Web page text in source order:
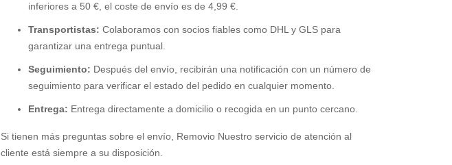
inferiores a 50 €, el coste de envío es de 4,99 €.
Transportistas: Colaboramos con socios fiables como DHL y GLS para
garantizar una entrega puntual.
Seguimiento: Después del envío, recibirán una notificación con un número de
seguimiento para verificar el estado del pedido en cualquier momento.
Entrega: Entrega directamente a domicilio o recogida en un punto cercano.
Si tienen más preguntas sobre el envío, Removio Nuestro servicio de atención al
cliente está siempre a su disposición.